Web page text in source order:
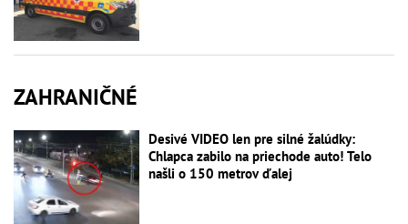
ZAHRANIČNÉ
Desivé VIDEO len pre silné žalúdky:
Chlapca zabilo na priechode auto! Telo
našli o 150 metrov ďalej